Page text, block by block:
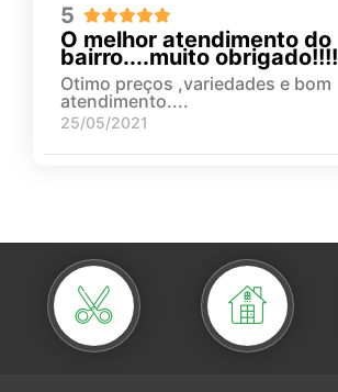
5
O melhor atendimento do
bairro....muito obrigado!!!!
Otimo preços ,variedades e bom
atendimento....
25/05/2021